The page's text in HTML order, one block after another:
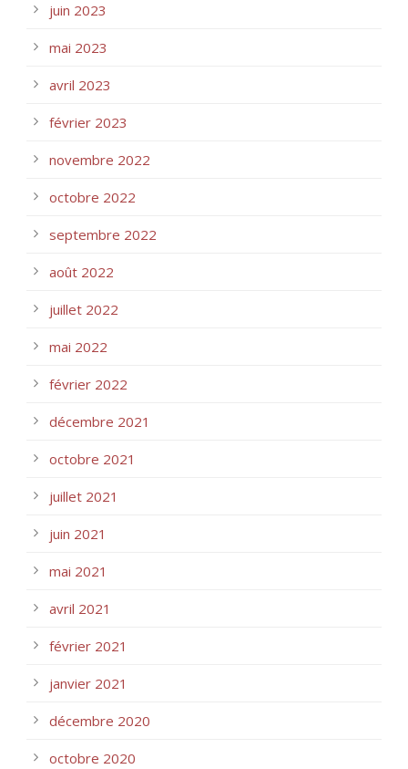
juin 2023
mai 2023
avril 2023
février 2023
novembre 2022
octobre 2022
septembre 2022
août 2022
juillet 2022
mai 2022
février 2022
décembre 2021
octobre 2021
juillet 2021
juin 2021
mai 2021
avril 2021
février 2021
janvier 2021
décembre 2020
octobre 2020